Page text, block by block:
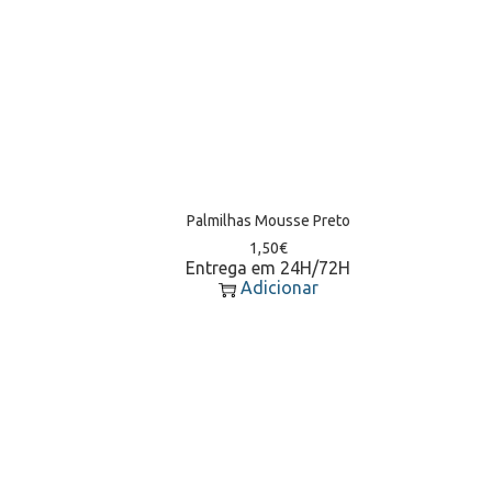
Palmilhas Mousse Preto
1,50€
Entrega em 24H/72H
Adicionar